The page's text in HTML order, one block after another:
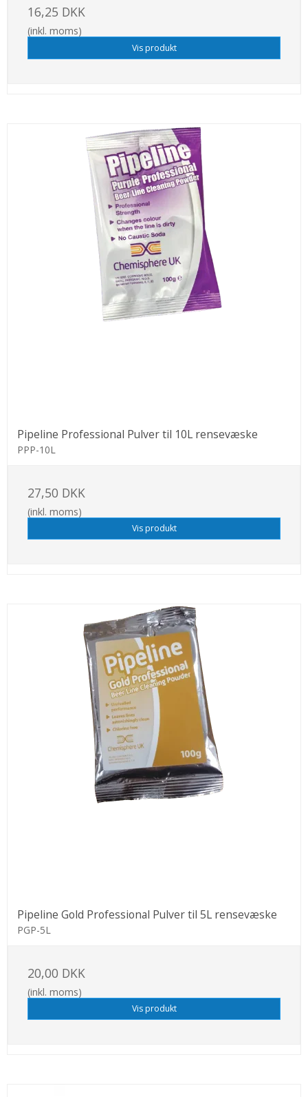
16,25 DKK
(inkl. moms)
Vis produkt
Pipeline Professional Pulver til 10L rensevæske
PPP-10L
27,50 DKK
(inkl. moms)
Vis produkt
Pipeline Gold Professional Pulver til 5L rensevæske
PGP-5L
20,00 DKK
(inkl. moms)
Vis produkt